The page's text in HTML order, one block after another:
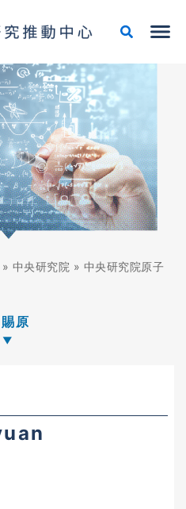
» 中央研究院 » 中央研究院原子
原